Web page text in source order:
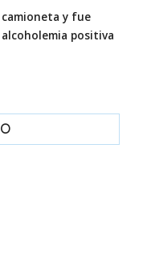
y fue
positiva